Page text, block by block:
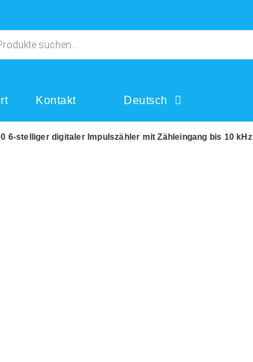
Kontakt Deutsch
6-stelliger digitaler Impulszähler mit Zähleingang bis 10 kHz